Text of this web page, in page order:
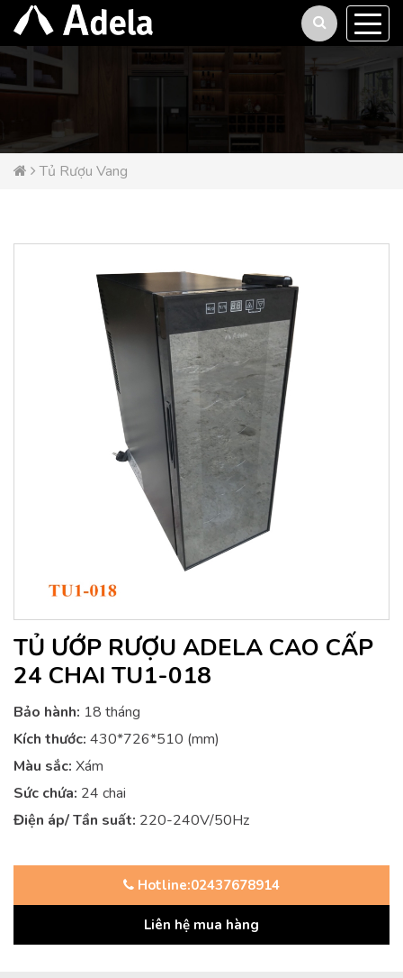
Tủ Rượu Vang
TỦ ƯỚP RƯỢU ADELA CAO CẤP
24 CHAI TU1-018
Bảo hành: 18 tháng
Kích thước: 430*726*510 (mm)
Màu sắc: Xám
Sức chứa: 24 chai
Điện áp/ Tần suất: 220-240V/50Hz
Hotline:02437678914
Liên hệ mua hàng